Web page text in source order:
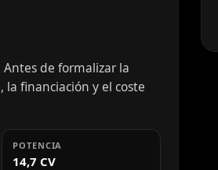
de formalizar la
financiación y el coste
POTENCIA
14,7 CV